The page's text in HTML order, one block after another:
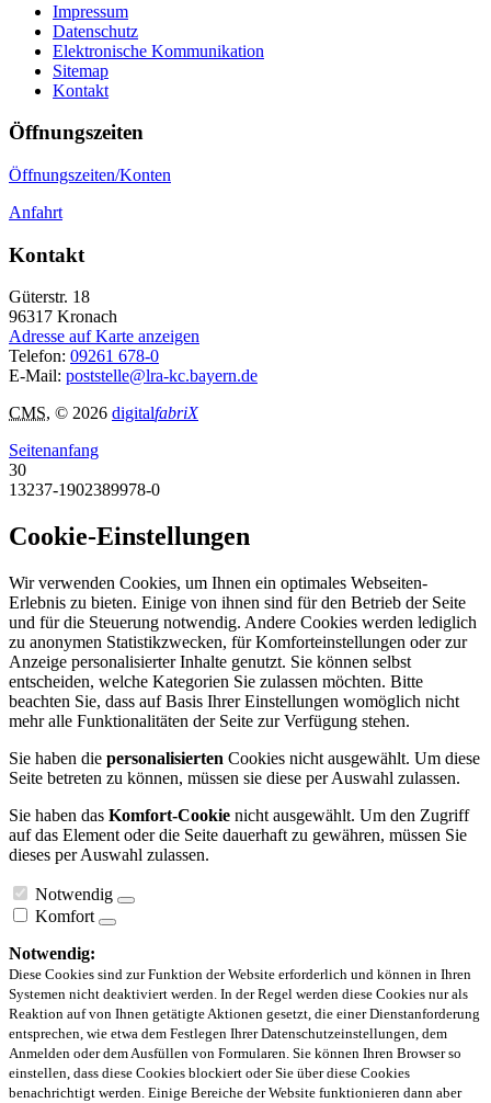
Impressum
Datenschutz
Elektronische Kommunikation
Sitemap
Kontakt
Öffnungszeiten
Öffnungszeiten/Konten
Anfahrt
Kontakt
Güterstr. 18
96317 Kronach
Adresse auf Karte anzeigen
Telefon: 09261 678-0
E-Mail: poststelle@lra-kc.bayern.de
CMS, © 2026 digitalfabriX
Seitenanfang
30
13237-1902389978-0
Cookie-Einstellungen
Wir verwenden Cookies, um Ihnen ein optimales Webseiten-
Erlebnis zu bieten. Einige von ihnen sind für den Betrieb der Seite
und für die Steuerung notwendig. Andere Cookies werden lediglich
zu anonymen Statistikzwecken, für Komforteinstellungen oder zur
Anzeige personalisierter Inhalte genutzt. Sie können selbst
entscheiden, welche Kategorien Sie zulassen möchten. Bitte
beachten Sie, dass auf Basis Ihrer Einstellungen womöglich nicht
mehr alle Funktionalitäten der Seite zur Verfügung stehen.
Sie haben die personalisierten Cookies nicht ausgewählt. Um diese
Seite betreten zu können, müssen sie diese per Auswahl zulassen.
Sie haben das Komfort-Cookie nicht ausgewählt. Um den Zugriff
auf das Element oder die Seite dauerhaft zu gewähren, müssen Sie
dieses per Auswahl zulassen.
Notwendig
Komfort
Notwendig:
Diese Cookies sind zur Funktion der Website erforderlich und können in Ihren
Systemen nicht deaktiviert werden. In der Regel werden diese Cookies nur als
Reaktion auf von Ihnen getätigte Aktionen gesetzt, die einer Dienstanforderung
entsprechen, wie etwa dem Festlegen Ihrer Datenschutzeinstellungen, dem
Anmelden oder dem Ausfüllen von Formularen. Sie können Ihren Browser so
einstellen, dass diese Cookies blockiert oder Sie über diese Cookies
benachrichtigt werden. Einige Bereiche der Website funktionieren dann aber